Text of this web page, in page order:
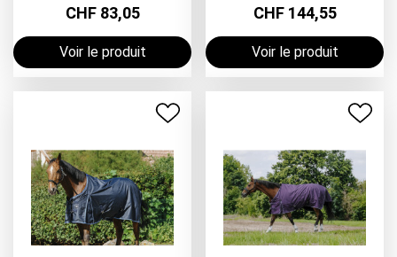
CHF 83,05
Voir le produit
CHF 144,55
Voir le produit